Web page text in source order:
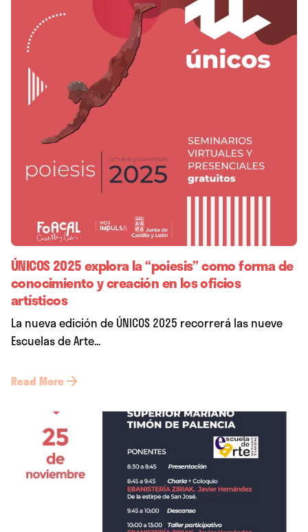
ÚNICOS 2025 explora la “poiesis” como forma de
conocimiento y creación en los oficios
artísticos
La nueva edición de ÚNICOS 2025 recorrerá las nueve
Escuelas de Arte...
Read More